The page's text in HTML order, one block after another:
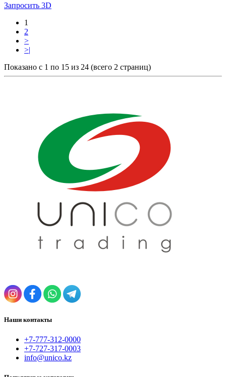
Запросить 3D
1
2
>
>|
Показано с 1 по 15 из 24 (всего 2 страниц)
Наши контакты
+7-777-312-0000
+7-727-317-0003
info@unico.kz